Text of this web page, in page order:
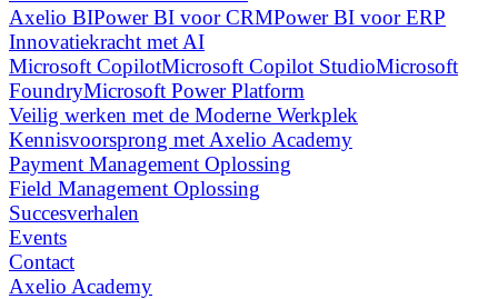
Axelio BIPower BI voor CRMPower BI voor ERP
Innovatiekracht met AI
Microsoft CopilotMicrosoft Copilot StudioMicrosoft
FoundryMicrosoft Power Platform
Veilig werken met de Moderne Werkplek
Kennisvoorsprong met Axelio Academy
Payment Management Oplossing
Field Management Oplossing
Succesverhalen
Events
Contact
Axelio Academy